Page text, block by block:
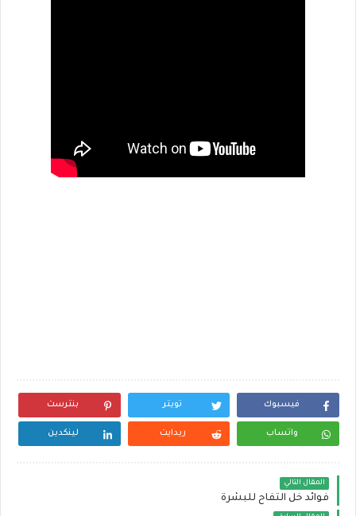
فيسبوك تويتر بنترست
واتساب ريدايت لينكدين
المقال التالي
فوائد خل التفاح للبشرة